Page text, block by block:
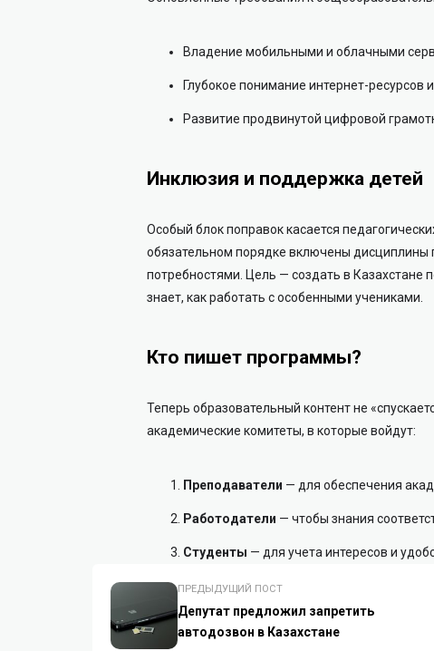
Владение мобильными и облачными
Глубокое понимание интернет-ресурсов
Развитие продвинутой цифровой
Инклюзия и поддержка детей
Особый блок поправок касается
обязательном порядке включены
потребностями. Цель — создать в
знает, как работать с особенными учениками.
Кто пишет программы?
Теперь образовательный контент не
академические комитеты, в которые войдут:
Преподаватели — для обеспечения
Работодатели — чтобы знания
Студенты — для учета интересов и
ПРЕДЫДУЩИЙ ПОСТ
Депутат предложил запретить
автодозвон в Казахстане